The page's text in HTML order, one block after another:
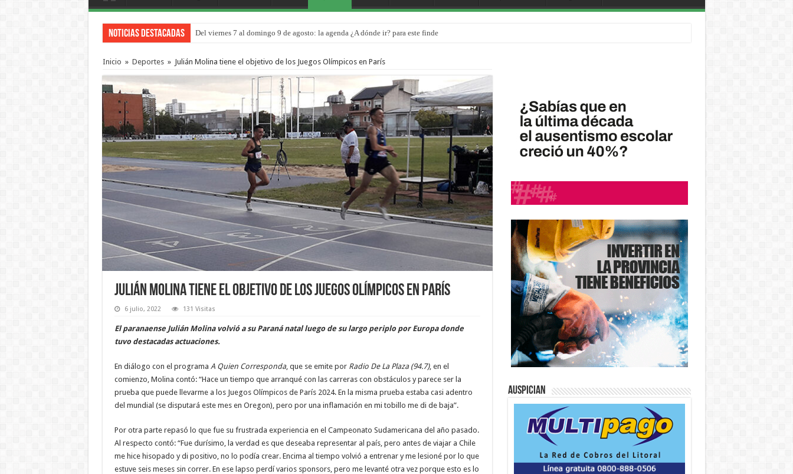
Noticias Destacadas Del viernes 7 al domingo 9 de agosto: la agenda ¿A dónde ir? para este finde
Inicio » Deportes » Julián Molina tiene el objetivo de los Juegos Olímpicos en París
Julián Molina tiene el objetivo de los Juegos Olímpicos en París
6 julio, 2022 131 Visitas
El paranaense Julián Molina volvió a su Paraná natal luego de su largo periplo por Europa donde
tuvo destacadas actuaciones.
En diálogo con el programa A Quien Corresponda, que se emite por Radio De La Plaza (94.7), en el
comienzo, Molina contó: “Hace un tiempo que arranqué con las carreras con obstáculos y parece ser la
prueba que puede llevarme a los Juegos Olímpicos de París 2024. En la misma prueba estaba casi adentro
del mundial (se disputará este mes en Oregon), pero por una inflamación en mi tobillo me di de baja”.
Por otra parte repasó lo que fue su frustrada experiencia en el Campeonato Sudamericana del año pasado.
Al respecto contó: “Fue durísimo, la verdad es que deseaba representar al país, pero antes de viajar a Chile
me hice hisopado y di positivo, no lo podía crear. Encima al tiempo volvió a entrenar y me lesioné por lo que
estuve seis meses sin correr. En ese lapso perdí varios sponsors, pero me levanté otra vez porque esto es lo
Auspician